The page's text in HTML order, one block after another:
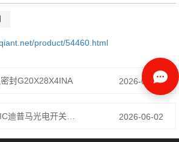
product/54460.html
封G20X28X4INA 2026-06-02
2026-06-02